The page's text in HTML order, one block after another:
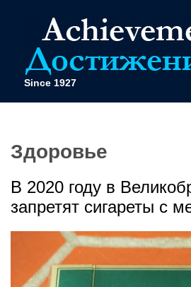
Since 1927
Здоровье
В 2020 году в
запретят сигареты с